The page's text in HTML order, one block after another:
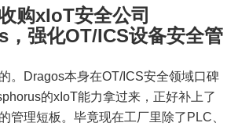
购xIoT安全公司
强化OT/ICS设备安全管
。Dragos本身在OT/ICS安全领域口碑
的xIoT能力拿过来，正好补上了
管理短板。毕竟现在工厂里除了PLC、